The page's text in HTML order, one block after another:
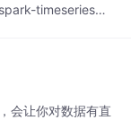
timeseries时
会让你对数据有直